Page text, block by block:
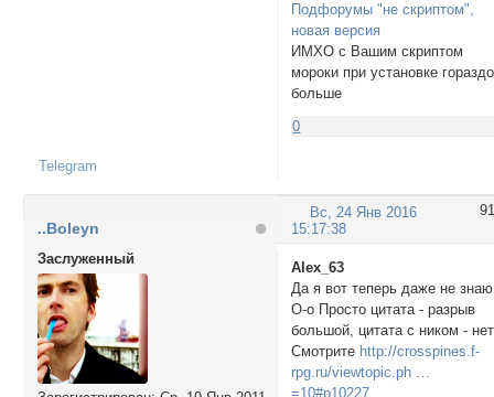
Подфорумы "не скриптом",
новая версия
ИМХО с Вашим скриптом
мороки при установке гораздо
больше
0
Telegram
91
Вс, 24 Янв 2016
15:17:38
..Boleyn
Заслуженный
Alex_63
Да я вот теперь даже не знаю
О-о Просто цитата - разрыв
большой, цитата с ником -
Смотрите http://crosspines.f-
rpg.ru/viewtopic.ph …
=10#p10227